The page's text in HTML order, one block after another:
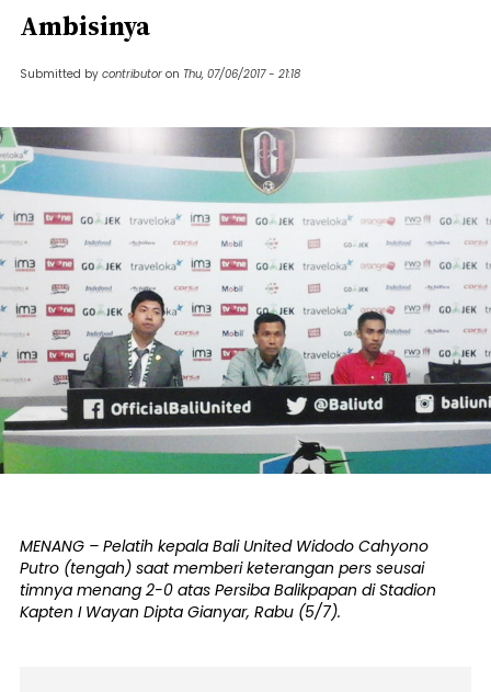
Ambisinya
Submitted by contributor on Thu, 07/06/2017 - 21:18
MENANG – Pelatih kepala Bali United Widodo Cahyono
Putro (tengah) saat memberi keterangan pers seusai
timnya menang 2-0 atas Persiba Balikpapan di Stadion
Kapten I Wayan Dipta Gianyar, Rabu (5/7).